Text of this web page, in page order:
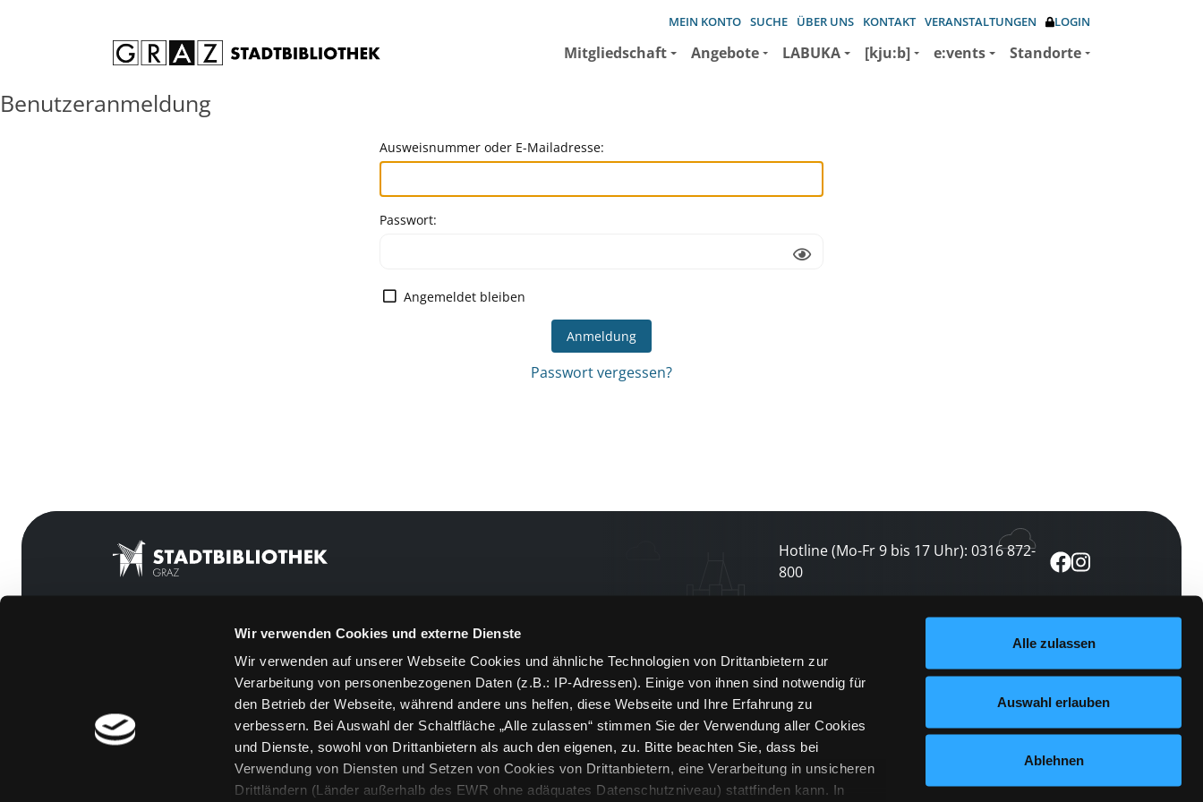
Wir verwenden Cookies und externe Dienste
Wir verwenden auf unserer Webseite Cookies und ähnliche Technologien von Drittanbietern zur
Verarbeitung von personenbezogenen Daten (z.B.: IP-Adressen). Einige von ihnen sind notwendig für
den Betrieb der Webseite, während andere uns helfen, diese Webseite und Ihre Erfahrung zu
verbessern. Bei Auswahl der Schaltfläche „Alle zulassen“ stimmen Sie der Verwendung aller Cookies
und Dienste, sowohl von Drittanbietern als auch den eigenen, zu. Bitte beachten Sie, dass bei
Verwendung von Diensten und Setzen von Cookies von Drittanbietern, eine Verarbeitung in unsicheren
Drittländern (Länder außerhalb des EWR ohne adäquates Datenschutzniveau) stattfinden kann. In
Alle zulassen
Auswahl erlauben
Ablehnen
MEIN KONTO SUCHE ÜBER UNS KONTAKT VERANSTALTUNGEN LOGIN
Mitgliedschaft Angebote LABUKA [kju:b] e:vents Standorte
Benutzeranmeldung
Ausweisnummer oder E-Mailadresse:
Passwort:
Angemeldet bleiben
Passwort vergessen?
Hotline (Mo-Fr 9 bis 17 Uhr): 0316 872-
800
[kju:b]
Feedback
Kontakt
Über uns
Jobs
Medienwunsch
FAQs
Newsletter abonnieren
und keine Veranstaltung verpassen
jetzt abonnieren